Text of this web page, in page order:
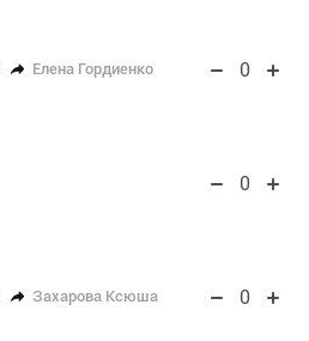
Елена Гордиенко 0
0
Захарова Ксюша 0